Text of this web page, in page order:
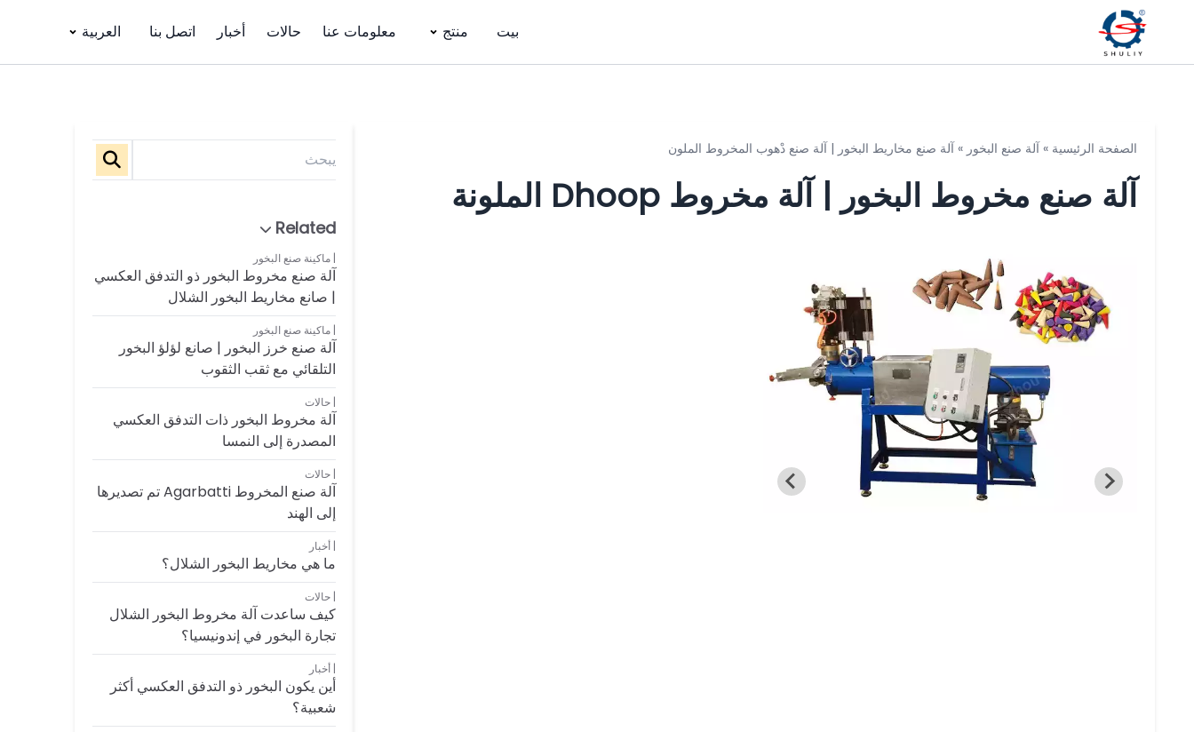
بيت منتج معلومات عنا حالات أخبار اتصل بنا العربية
الصفحة الرئيسية » آلة صنع البخور » آلة صنع مخاريط البخور | آلة صنع دْهوب المخروط الملون
آلة صنع مخروط البخور | آلة مخروط Dhoop الملونة
ماكينة صنع البخور
آلة صنع مخروط البخور ذو التدفق العكسي
| صانع مخاريط البخور الشلال
ماكينة صنع البخور
آلة صنع خرز البخور | صانع لؤلؤ البخور
التلقائي مع ثقب الثقوب
حالات
آلة مخروط البخور ذات التدفق العكسي
المصدرة إلى النمسا
حالات
آلة صنع المخروط Agarbatti تم تصديرها
إلى الهند
أخبار
ما هي مخاريط البخور الشلال؟
حالات
كيف ساعدت آلة مخروط البخور الشلال
تجارة البخور في إندونيسيا؟
أخبار
أين يكون البخور ذو التدفق العكسي أكثر
شعبية؟